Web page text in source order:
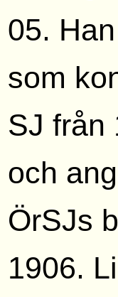
05.
som
SJ från
och
ÖrSJs
1906.